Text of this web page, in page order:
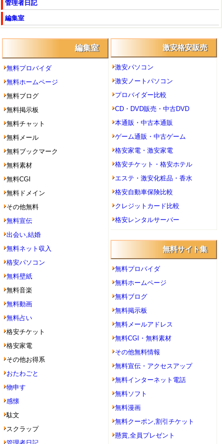
管理者日記
編集室
編集室
無料プロバイダ
無料ホームページ
無料ブログ
無料掲示板
無料チャット
無料メール
無料ブックマーク
無料素材
無料CGI
無料ドメイン
その他無料
無料宣伝
出会い,結婚
無料ネット収入
格安パソコン
無料壁紙
無料音楽
無料動画
無料占い
格安チケット
格安家電
その他お得系
おたわごと
物申す
感懐
駄文
スクラップ
激安格安販売
激安パソコン
激安ノートパソコン
プロバイダー比較
CD・DVD販売・中古DVD
本通販・中古本通販
ゲーム通販・中古ゲーム
格安家電・激安家電
格安チケット・格安ホテル
エステ・激安化粧品・香水
格安自動車保険比較
クレジットカード比較
格安レンタルサーバー
無料サイト集
無料プロバイダ
無料ホームページ
無料ブログ
無料掲示板
無料メールアドレス
無料CGI・無料素材
その他無料情報
無料宣伝・アクセスアップ
無料インターネット電話
無料ソフト
無料漫画
無料クーポン,割引チケット
懸賞,全員プレゼント